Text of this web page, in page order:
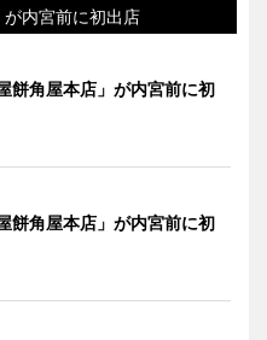
内宮前に初出店
餅角屋本店」が内宮前に初
餅角屋本店」が内宮前に初